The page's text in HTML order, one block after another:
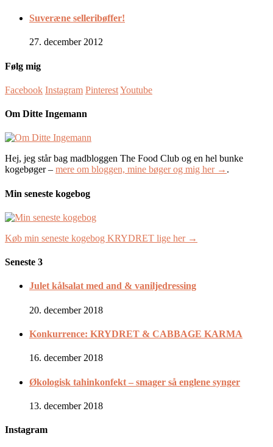
Suveræne selleribøffer!
27. december 2012
Følg mig
Facebook Instagram PinterestYoutube
Om Ditte Ingemann
Hej, jeg står bag madbloggen The Food Club og en hel bunke
kogebøger – mere om bloggen, mine bøger og mig her → .
Min seneste kogebog
Køb min seneste kogebog KRYDRET lige her →
Seneste 3
Julet kålsalat med and & vaniljedressing
20. december 2018
Konkurrence: KRYDRET & CABBAGE KARMA
16. december 2018
Økologisk tahinkonfekt – smager så englene synger
13. december 2018
Instagram